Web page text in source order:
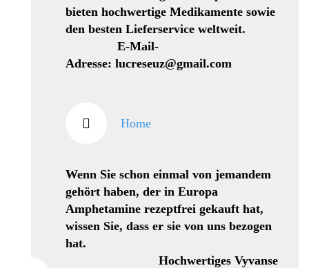
bieten hochwertige Medikamente sowie
den besten Lieferservice weltweit.
E-Mail-
Adresse: lucreseuz@gmail.com
Home
Wenn Sie schon einmal von jemandem
gehört haben, der in Europa
Amphetamine rezeptfrei gekauft hat,
wissen Sie, dass er sie von uns bezogen
hat.
Hochwertiges Vyvanse